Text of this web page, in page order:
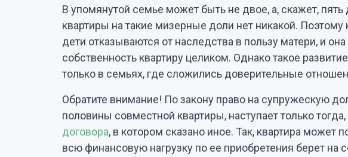
В упомянутой семье может быть не двое, а, скажет,
квартиры на такие мизерные доли нет никакой. Поэтому
дети отказываются от наследства в пользу матери, и она
собственность квартиру целиком. Однако такое
только в семьях, где сложились доверительные
Обратите внимание! По закону право на супружескую
половины совместной квартиры, наступает только тогда,
договора, в котором сказано иное. Так, квартира может
всю финансовую нагрузку по ее приобретения берет на